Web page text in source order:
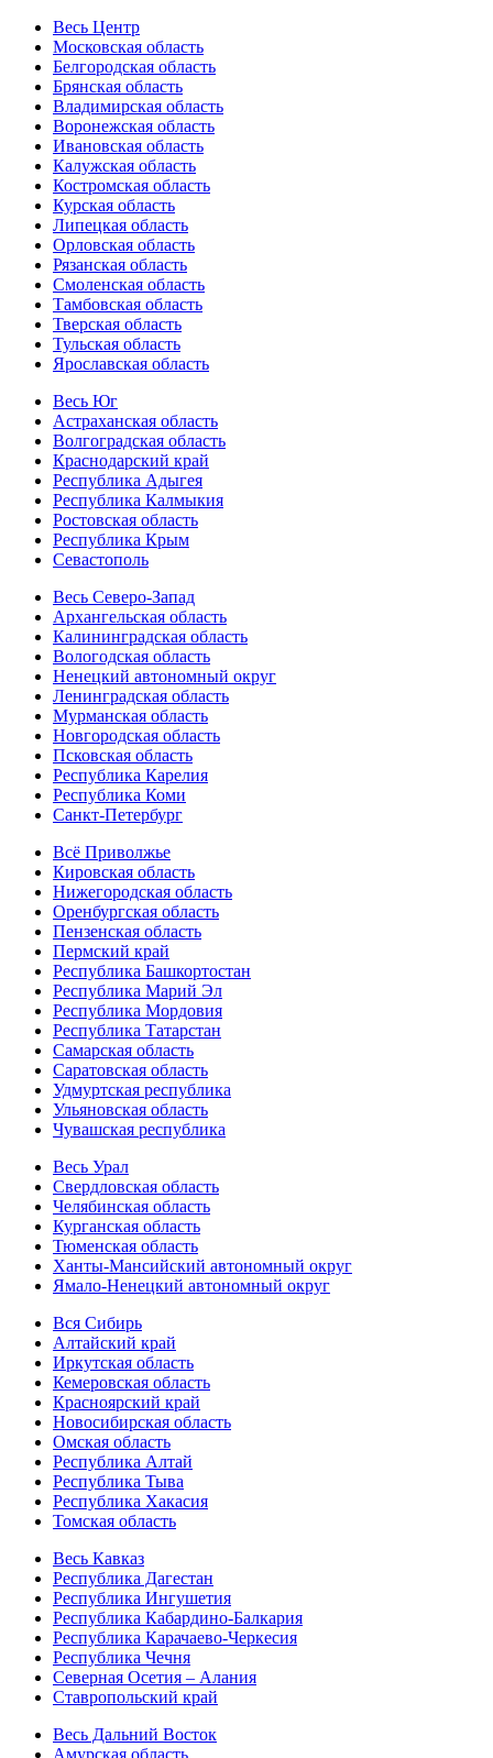
Весь Центр
Московская область
Белгородская область
Брянская область
Владимирская область
Воронежская область
Ивановская область
Калужская область
Костромская область
Курская область
Липецкая область
Орловская область
Рязанская область
Смоленская область
Тамбовская область
Тверская область
Тульская область
Ярославская область
Весь Юг
Астраханская область
Волгоградская область
Краснодарский край
Республика Адыгея
Республика Калмыкия
Ростовская область
Республика Крым
Севастополь
Весь Северо-Запад
Архангельская область
Калининградская область
Вологодская область
Ненецкий автономный округ
Ленинградская область
Мурманская область
Новгородская область
Псковская область
Республика Карелия
Республика Коми
Санкт-Петербург
Всё Приволжье
Кировская область
Нижегородская область
Оренбургская область
Пензенская область
Пермский край
Республика Башкортостан
Республика Марий Эл
Республика Мордовия
Республика Татарстан
Самарская область
Саратовская область
Удмуртская республика
Ульяновская область
Чувашская республика
Весь Урал
Свердловская область
Челябинская область
Курганская область
Тюменская область
Ханты-Мансийский автономный округ
Ямало-Ненецкий автономный округ
Вся Сибирь
Алтайский край
Иркутская область
Кемеровская область
Красноярский край
Новосибирская область
Омская область
Республика Алтай
Республика Тыва
Республика Хакасия
Томская область
Весь Кавказ
Республика Дагестан
Республика Ингушетия
Республика Кабардино-Балкария
Республика Карачаево-Черкесия
Республика Чечня
Северная Осетия – Алания
Ставропольский край
Весь Дальний Восток
Амурская область